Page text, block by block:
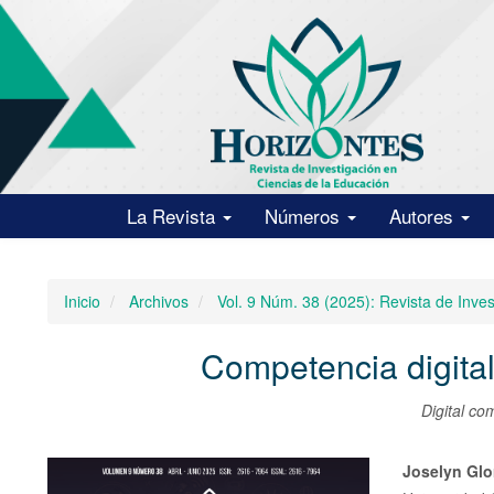
Contenido
principal
Barra
lateral
La Revista Números Autores
Inicio Archivos Vol. 9 Núm. 38 (2025): Revista de
Competencia
Digital
Barra
Joselyn